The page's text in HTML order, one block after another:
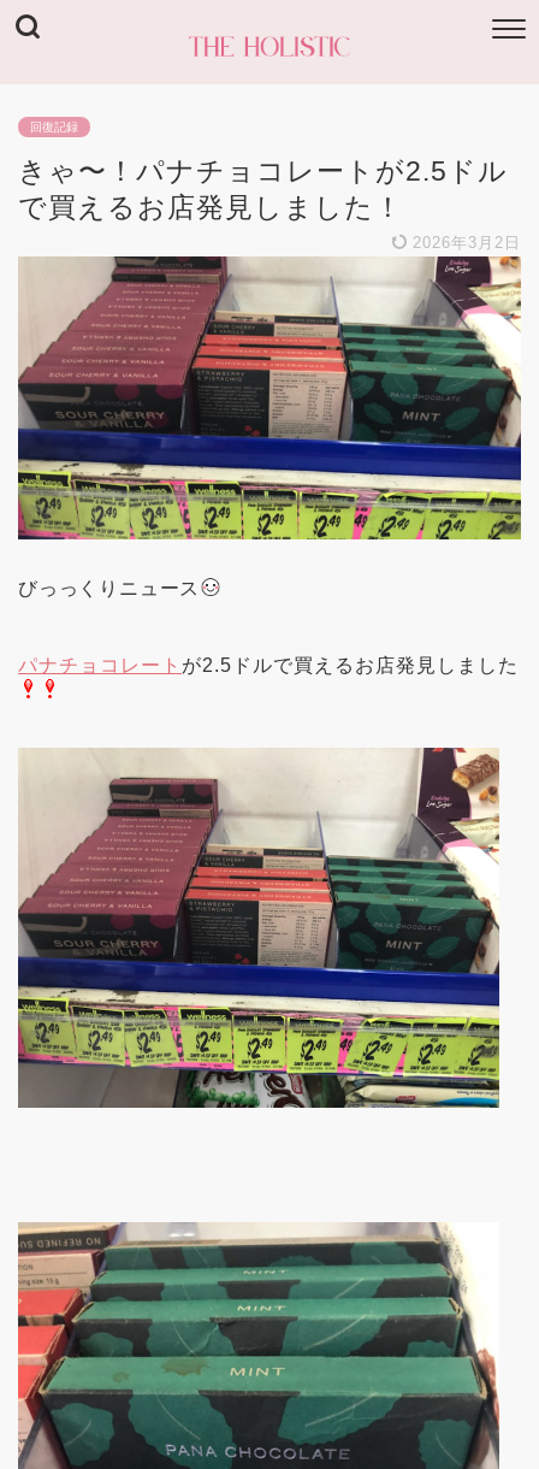
回復記録
きゃ〜！パナチョコレートが2.5ドル
で買えるお店発見しました！
2026年3月2日
びっっくりニュース
パナチョコレート が2.5ドルで買えるお店発見しました